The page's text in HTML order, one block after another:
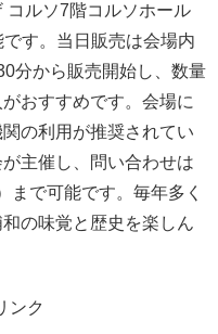
コルソ7階コルソホール
す。当日販売は会場内
分から販売開始し、数量
おすすめです。会場に
の利用が推奨されてい
主催し、問い合わせは
まで可能です。毎年多く
の味覚と歴史を楽しん
ンク